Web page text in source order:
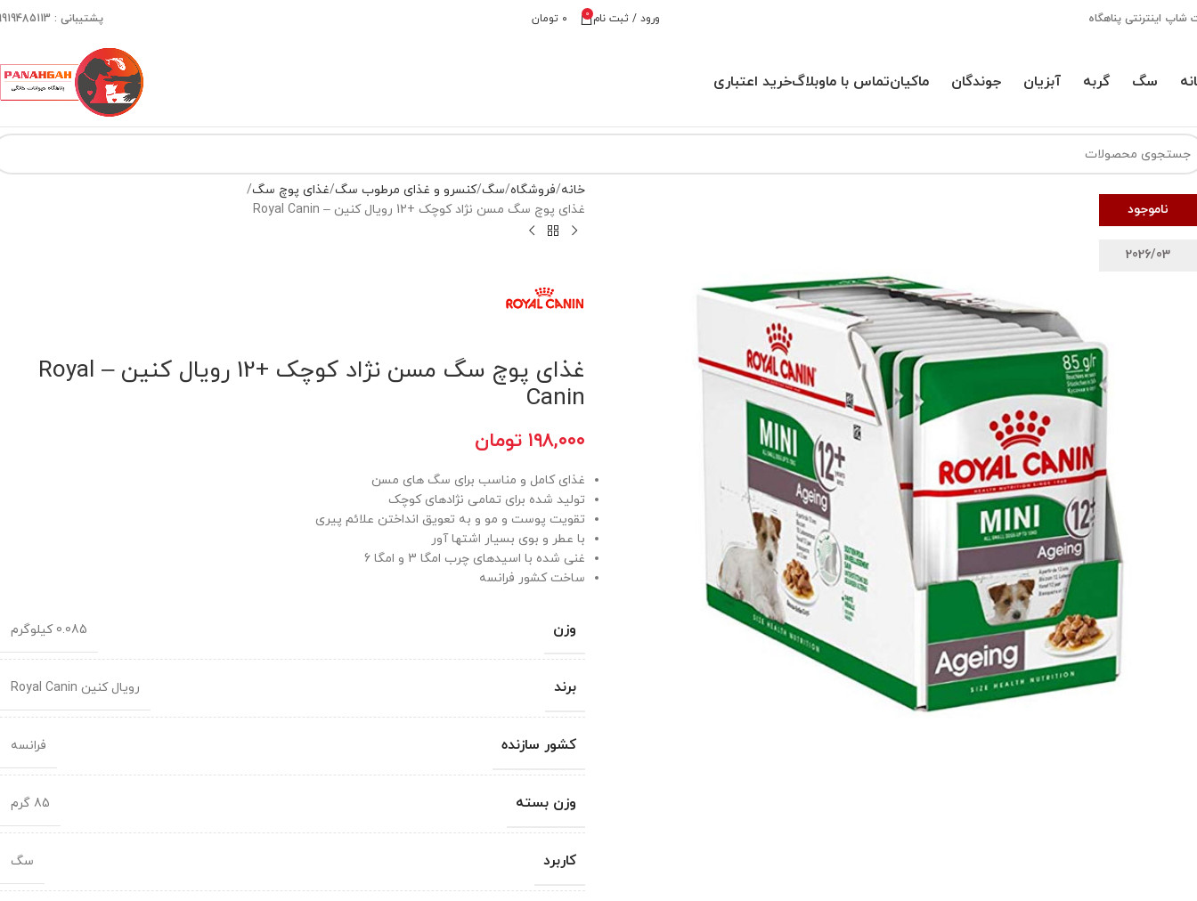
شاپ اینترنتی پناهگاه ورود / ثبت نام 0 ۰ تومان پشتیبانی : 09919485113
سگ گربه آبزیان جوندگان ماکیانتماس با ماوبلاگخرید اعتباری
ناموجود
2026/03
خانه فروشگاه سگ کنسرو و غذای مرطوب سگ غذای پوچ سگ
غذای پوچ سگ مسن نژاد کوچک +12 رویال کنین – Royal Canin
غذای پوچ سگ مسن نژاد کوچک +12 رویال کنین – Royal
Canin
۱۹۸,۰۰۰ تومان
غذای کامل و مناسب برای سگ های مسن
تولید شده برای تمامی نژادهای کوچک
تقویت پوست و مو و به تعویق انداختن علائم پیری
با عطر و بوی بسیار اشتها آور
غنی شده با اسیدهای چرب امگا 3 و امگا 6
ساخت کشور فرانسه
وزن 0.085 کیلوگرم
برند رویال کنین Royal Canin
کشور سازنده فرانسه
وزن بسته 85 گرم
کاربرد سگ